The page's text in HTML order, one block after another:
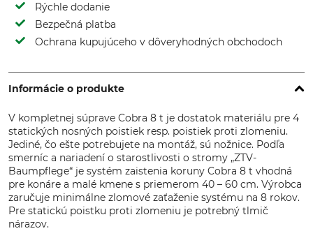
Rýchle dodanie
Bezpečná platba
Ochrana kupujúceho v dôveryhodných obchodoch
Informácie o produkte
V kompletnej súprave Cobra 8 t je dostatok materiálu pre 4
statických nosných poistiek resp. poistiek proti zlomeniu.
Jediné, čo ešte potrebujete na montáž, sú nožnice. Podľa
smerníc a nariadení o starostlivosti o stromy „ZTV-
Baumpflege“ je systém zaistenia koruny Cobra 8 t vhodná
pre konáre a malé kmene s priemerom 40 – 60 cm. Výrobca
zaručuje minimálne zlomové zaťaženie systému na 8 rokov.
Pre statickú poistku proti zlomeniu je potrebný tlmič
nárazov.